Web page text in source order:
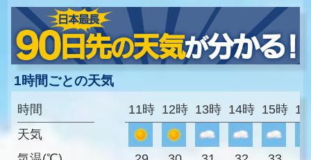
1時間ごとの天気
時間
天気
11時 12時 13時 14時 15時